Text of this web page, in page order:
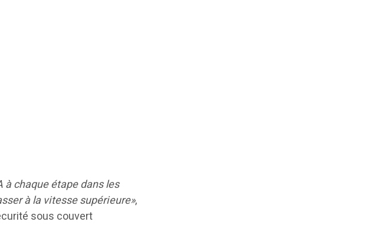
à chaque étape dans les
à la vitesse supérieure»,
sous couvert